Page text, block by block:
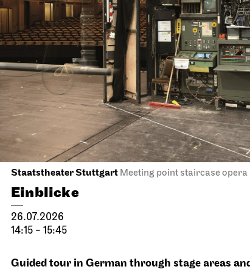
Staatstheater Stuttgart Meeting point staircase opera
Einblicke
26.07.2026
14:15 - 15:45
Guided tour in German through stage areas
Staatstheater Stuttgart
Opernhaus,
Schauspielhaus, Opernvorplatz
Theaterfest am
Eckensee
20.09.2026
11:00 - 18:00
JOiNOpera
Rang)
Theaterfest
Singing
20.09.2026
13:30 - 14:30
Fri, 25.09.2026